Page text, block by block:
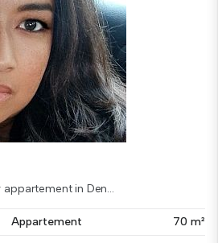
in Den...
Appartement 70 m²